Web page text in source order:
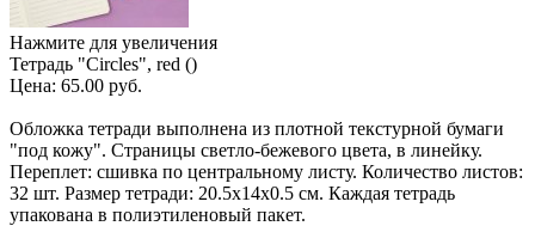
Нажмите для увеличения
Тетрадь "Circles", red ()
Цена: 65.00 руб.
Обложка тетради выполнена из плотной текстурной бумаги
"под кожу". Страницы светло-бежевого цвета, в линейку.
Переплет: сшивка по центральному листу. Количество листов:
32 шт. Размер тетради: 20.5х14х0.5 см. Каждая тетрадь
упакована в полиэтиленовый пакет.